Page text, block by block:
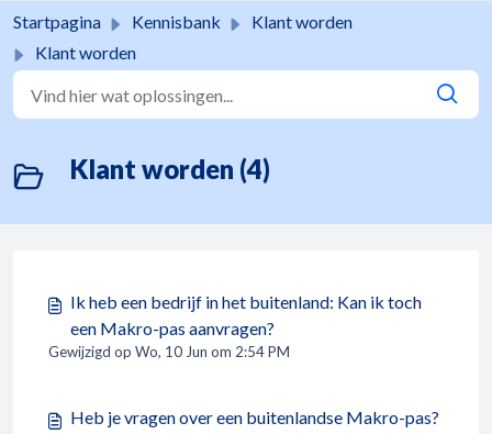
Startpagina Kennisbank
Klant worden
Klant worden
Klant worden (4)
Ik heb een bedrijf in het buitenland: Kan ik toch
een Makro-pas aanvragen?
Gewijzigd op Wo, 10 Jun om 2:54 PM
Heb je vragen over een buitenlandse Makro-pas?